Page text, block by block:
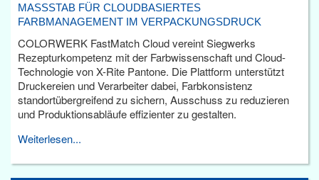
MASSSTAB FÜR CLOUDBASIERTES F
ARBMANAGEMENT IM VERPACKUNGSDRUCK
COLORWERK FastMatch Cloud vereint Siegwerks
Rezepturkompetenz mit der Farbwissenschaft und Cloud-
Technologie von X-Rite Pantone. Die Plattform unterstützt
Druckereien und Verarbeiter dabei, Farbkonsistenz
standortübergreifend zu sichern, Ausschuss zu reduzieren
und Produktionsabläufe effizienter zu gestalten.
Weiterlesen...